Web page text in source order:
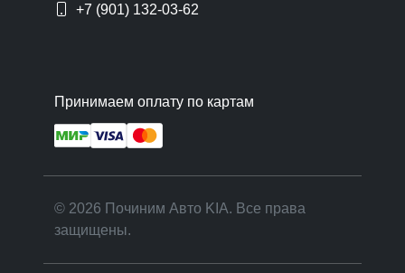
+7 (901) 132-03-62
Принимаем оплату по картам
© 2026 Починим Авто KIA. Все права
защищены.